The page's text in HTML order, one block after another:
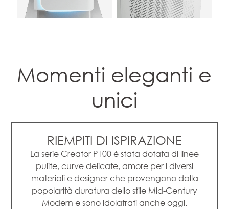
Momenti eleganti e
unici
RIEMPITI DI ISPIRAZIONE
La serie Creator P100 è stata dotata di linee
pulite, curve delicate, amore per i diversi
materiali e designer che provengono dalla
popolarità duratura dello stile Mid-Century
Modern e sono idolatrati anche oggi.